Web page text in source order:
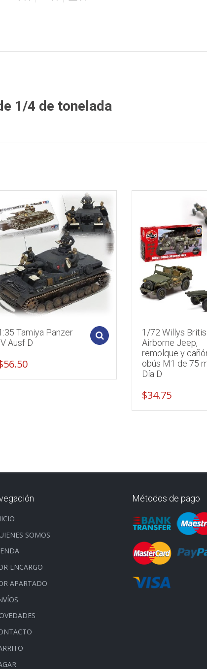
1/4 de tonelada
cart Tamiya Panzer
Ausf D
56.50
Add to cart1/72 Willys
Airborne Jeep,
remolque y
obús M1 de 75
Día D
$34.75
SOMOS
ENCARGO
APARTADO
Métodos de pago